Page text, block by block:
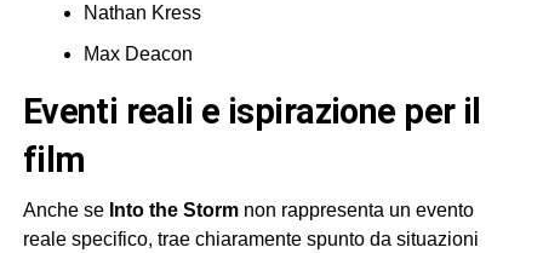
Nathan Kress
Max Deacon
eventi reali e ispirazione per il
film
Anche se Into the Stormnon rappresenta un evento
reale specifico, trae chiaramente spunto da situazioni